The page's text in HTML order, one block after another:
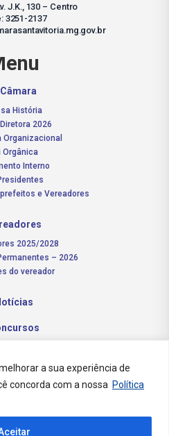
a sua experiência de
concorda com a nossa Política
J.K., 130 – Centro
3251-2137
História
2026
Organizacional
Orgânica
Interno
e Vereadores
2025/2028
– 2026
do vereador
Contato